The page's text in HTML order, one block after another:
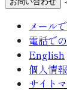
メール
電話で
English
個人情
サイト